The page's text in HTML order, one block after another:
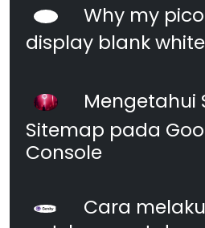
Why my
display blank
Mengetahui
Sitemap pada
Console
Cara